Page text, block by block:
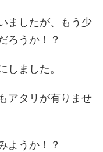
ましたが、もう少
ろうか！？
しました。
アタリが有りませ
ようか！？